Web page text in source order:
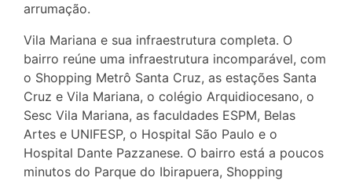
arrumação.
Vila Mariana e sua infraestrutura completa. O
bairro reúne uma infraestrutura incomparável, com
o Shopping Metrô Santa Cruz, as estações Santa
Cruz e Vila Mariana, o colégio Arquidiocesano, o
Sesc Vila Mariana, as faculdades ESPM, Belas
Artes e UNIFESP, o Hospital São Paulo e o
Hospital Dante Pazzanese. O bairro está a poucos
minutos do Parque do Ibirapuera, Shopping